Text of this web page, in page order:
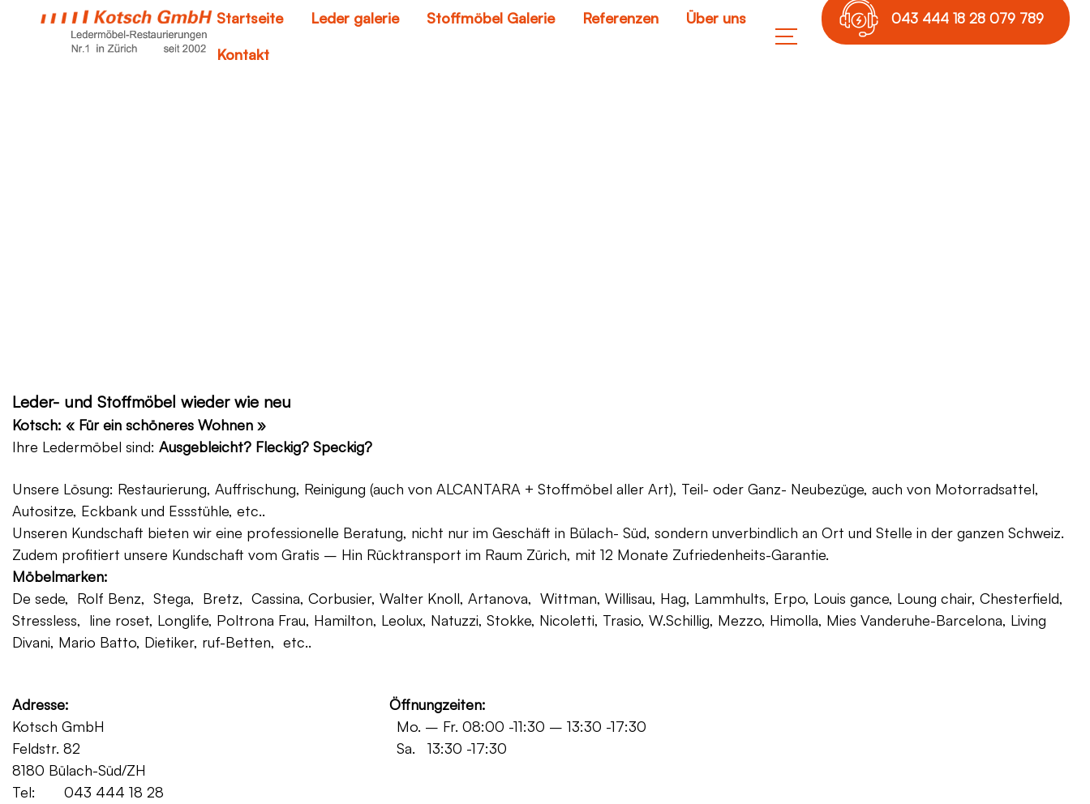
Startseite Leder galerie Stoffmöbel Galerie Referenzen Über uns
Kontakt
043 444 18 28 079 789
Leder- und Stoffmöbel wieder wie neu
Kotsch: « Für ein schöneres Wohnen »
Ihre Ledermöbel sind: Ausgebleicht? Fleckig? Speckig?
Unsere Lösung: Restaurierung, Auffrischung, Reinigung (auch von ALCANTARA + Stoffmöbel aller Art), Teil- oder Ganz- Neubezüge, auch von Motorradsattel,
Autositze, Eckbank und Essstühle, etc..
Unseren Kundschaft bieten wir eine professionelle Beratung, nicht nur im Geschäft in Bülach- Süd, sondern unverbindlich an Ort und Stelle in der ganzen Schweiz.
Zudem profitiert unsere Kundschaft vom Gratis – Hin Rücktransport im Raum Zürich, mit 12 Monate Zufriedenheits-Garantie.
Möbelmarken:
De sede, Rolf Benz, Stega, Bretz, Cassina, Corbusier, Walter Knoll, Artanova, Wittman, Willisau, Hag, Lammhults, Erpo, Louis gance, Loung chair, Chesterfield,
Stressless, line roset, Longlife, Poltrona Frau, Hamilton, Leolux, Natuzzi, Stokke, Nicoletti, Trasio, W.Schillig, Mezzo, Himolla, Mies Vanderuhe-Barcelona, Living
Divani, Mario Batto, Dietiker, ruf-Betten, etc..
Adresse:
Öffnungzeiten:
Kotsch GmbH Mo. – Fr. 08:00 -11:30 – 13:30 -17:30
Feldstr. 82 Sa. 13:30 -17:30
8180 Bülach-Süd/ZH
Tel: 043 444 18 28